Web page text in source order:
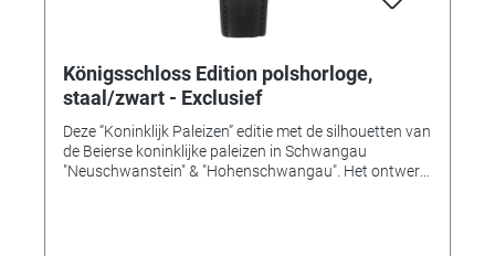
Königsschloss Edition polshorloge,
staal/zwart - Exclusief
Deze “Koninklijk Paleizen” editie met de silhouetten van
de Beierse koninklijke paleizen in Schwangau
"Neuschwanstein" & "Hohenschwangau". Het ontwerp